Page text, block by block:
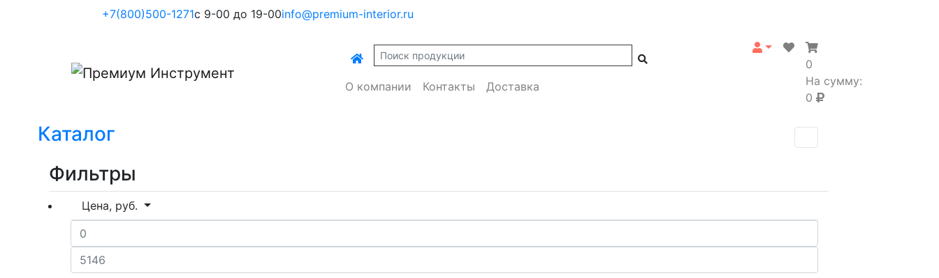
+7(800)500-1271с 9-00 до 19-00info@premium-interior.ru
О компании Контакты Доставка
0
На сумму:
0
Каталог
Фильтры
Цена, руб.